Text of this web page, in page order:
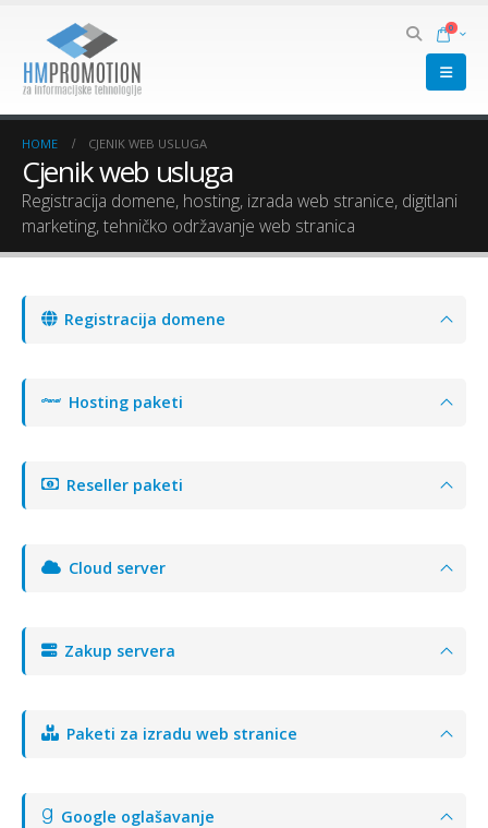
0
HOME CJENIK WEB USLUGA
Cjenik web usluga
Registracija domene, hosting, izrada web stranice, digitlani
marketing, tehničko održavanje web stranica
Registracija domene
Hosting paketi
Reseller paketi
Cloud server
Zakup servera
Paketi za izradu web stranice
Google oglašavanje